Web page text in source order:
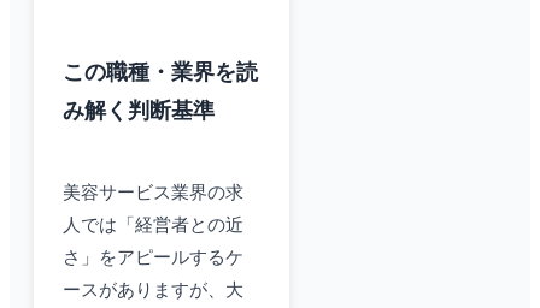
この職種・業界を読
み解く判断基準
美容サービス業界の求
人では「経営者との近
さ」をアピールするケ
ースがありますが、大